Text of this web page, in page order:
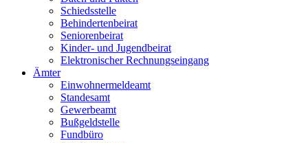
Schiedsstelle
Behindertenbeirat
Seniorenbeirat
Kinder- und Jugendbeirat
Elektronischer Rechnungseingang
Ämter
Einwohnermeldeamt
Standesamt
Gewerbeamt
Bußgeldstelle
Fundbüro